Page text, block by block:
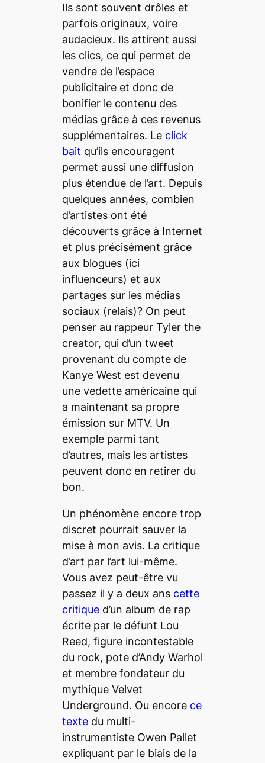
Ils sont souvent drôles et
parfois originaux, voire
audacieux. Ils attirent aussi
les clics, ce qui permet de
vendre de l’espace
publicitaire et donc de
bonifier le contenu des
médias grâce à ces revenus
supplémentaires. Le click
bait qu’ils encouragent
permet aussi une diffusion
plus étendue de l’art. Depuis
quelques années, combien
d’artistes ont été
découverts grâce à Internet
et plus précisément grâce
aux blogues (ici
influenceurs) et aux
partages sur les médias
sociaux (relais)? On peut
penser au rappeur Tyler the
creator, qui d’un tweet
provenant du compte de
Kanye West est devenu
une vedette américaine qui
a maintenant sa propre
émission sur MTV. Un
exemple parmi tant
d’autres, mais les artistes
peuvent donc en retirer du
bon.
Un phénomène encore trop
discret pourrait sauver la
mise à mon avis. La critique
d’art par l’art lui-même.
Vous avez peut-être vu
passez il y a deux ans cette
critiqued’un album de rap
écrite par le défunt Lou
Reed, figure incontestable
du rock, pote d’Andy Warhol
et membre fondateur du
mythique Velvet
Underground. Ou encore ce
textedu multi-
instrumentiste Owen Pallet
expliquant par le biais de la